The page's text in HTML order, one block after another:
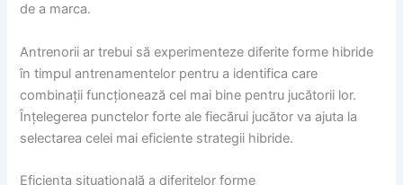
de a marca.
Antrenorii ar trebui să experimenteze diferite forme hibride
în timpul antrenamentelor pentru a identifica care
combinații funcționează cel mai bine pentru jucătorii lor.
Înțelegerea punctelor forte ale fiecărui jucător va ajuta la
selectarea celei mai eficiente strategii hibride.
Eficiența situațională a diferitelor forme